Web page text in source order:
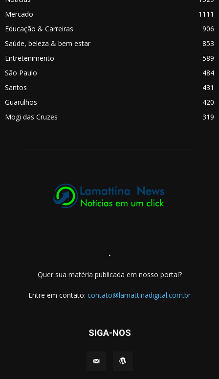
Mercado
1111
Educação & Carreiras
906
Saúde, beleza & bem estar
853
Entretenimento
589
São Paulo
484
Santos
431
Guarulhos
420
Mogi das Cruzes
319
.
Quer sua matéria publicada em nosso portal?
Entre em contato: contato@lamattinadigital.com.br
SIGA-NOS